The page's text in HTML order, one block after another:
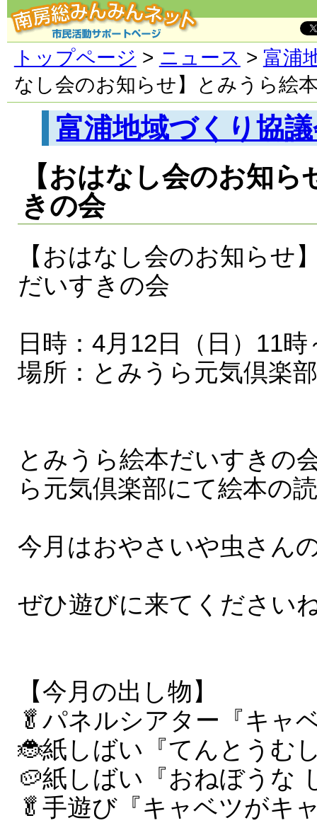
トップページ > ニュース > 富浦
なし会のお知らせ】とみうら絵
富浦地域づくり協
【おはなし会のお知
きの会
【おはなし会のお知らせ
だいすきの会
日時：4月12日（日）11
場所：とみうら元気倶楽
とみうら絵本だいすきの
ら元気倶楽部にて絵本の
今月はおやさいや虫さん
ぜひ遊びに来てください
【今月の出し物】
🥬パネルシアター『キャ
🐞紙しばい『てんとうむ
🥔紙しばい『おねぼうな
🥬手遊び『キャベツがキ